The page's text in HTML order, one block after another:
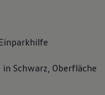
Schwarz, Oberfläche